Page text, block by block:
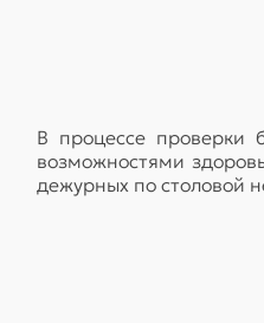
В процессе проверки
возможностями
дежурных по столовой